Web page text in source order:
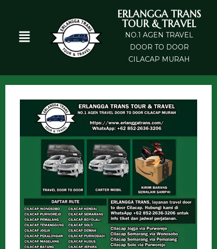
ERLANGGA TRANS
TOUR & TRAVEL
NO.1 AGEN TRAVEL
DOOR TO DOOR
CILACAP MURAH